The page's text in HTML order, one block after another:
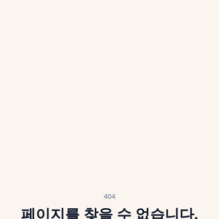
404
페이지를 찾을 수 없습니다.